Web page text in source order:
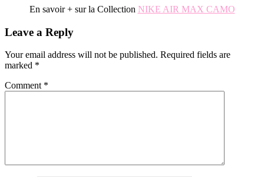
En savoir + sur la Collection NIKE AIR MAX CAMO
Reader
Leave a Reply
Your email address will not be published. Required fields are
marked *
Comment *